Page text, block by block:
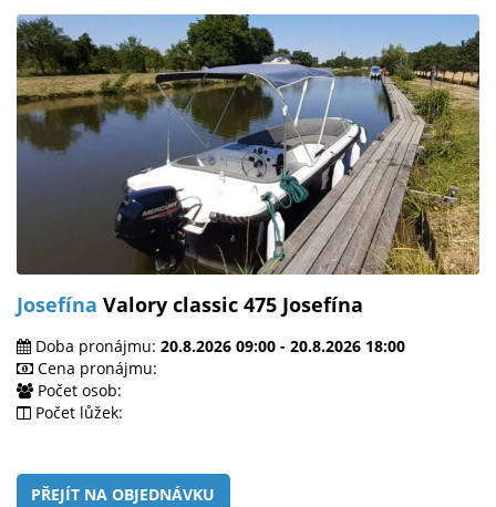
Josefína Valory classic 475 Josefína
Doba pronájmu: 20.8.2026 09:00 - 20.8.2026 18:00
Cena pronájmu:
Počet osob:
Počet lůžek:
PŘEJÍT NA OBJEDNÁVKU